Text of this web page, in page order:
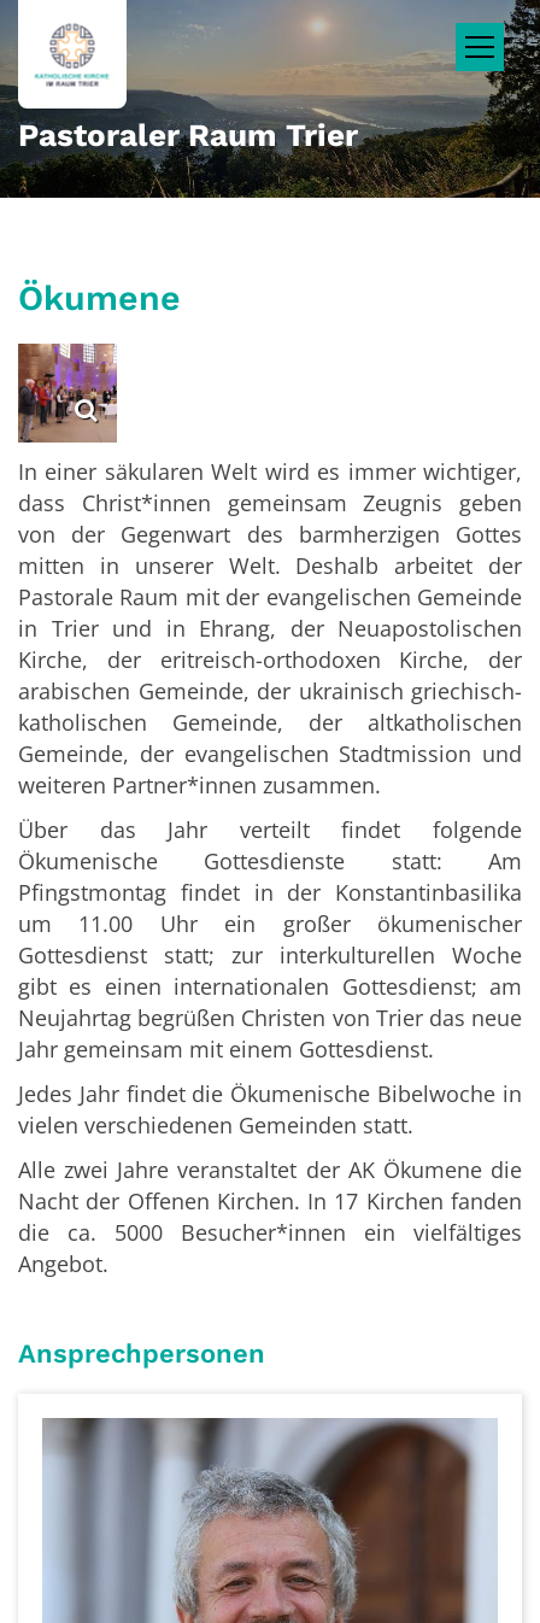
Pastoraler Raum Trier
Ökumene
In einer säkularen Welt wird es immer wichtiger,
dass Christ*innen gemeinsam Zeugnis geben
von der Gegenwart des barmherzigen Gottes
mitten in unserer Welt. Deshalb arbeitet der
Pastorale Raum mit der evangelischen Gemeinde
in Trier und in Ehrang, der Neuapostolischen
Kirche, der eritreisch-orthodoxen Kirche, der
arabischen Gemeinde, der ukrainisch griechisch-
katholischen Gemeinde, der altkatholischen
Gemeinde, der evangelischen Stadtmission und
weiteren Partner*innen zusammen.
Über das Jahr verteilt findet folgende
Ökumenische Gottesdienste statt: Am
Pfingstmontag findet in der Konstantinbasilika
um 11.00 Uhr ein großer ökumenischer
Gottesdienst statt; zur interkulturellen Woche
gibt es einen internationalen Gottesdienst; am
Neujahrtag begrüßen Christen von Trier das neue
Jahr gemeinsam mit einem Gottesdienst.
Jedes Jahr findet die Ökumenische Bibelwoche in
vielen verschiedenen Gemeinden statt.
Alle zwei Jahre veranstaltet der AK Ökumene die
Nacht der Offenen Kirchen. In 17 Kirchen fanden
die ca. 5000 Besucher*innen ein vielfältiges
Angebot.
Ansprechpersonen